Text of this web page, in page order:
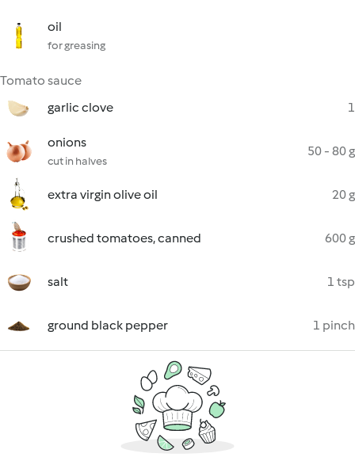
oil
for greasing
Tomato sauce
garlic clove
1
onions
cut in halves
50 - 80 g
extra virgin olive oil 20 g
crushed tomatoes, canned 600 g
salt 1 tsp
ground black pepper 1 pinch